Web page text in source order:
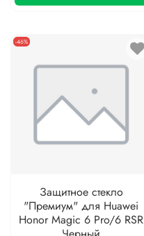
-46%
Защитное стекло
"Премиум" для Huawei
Honor Magic 6 Pro/6 RSR